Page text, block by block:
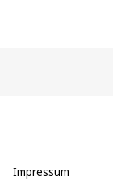
Impressum